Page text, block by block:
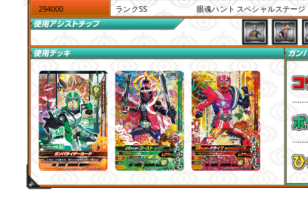
294000 ランクSS 眼魂ハント スペシャルステー